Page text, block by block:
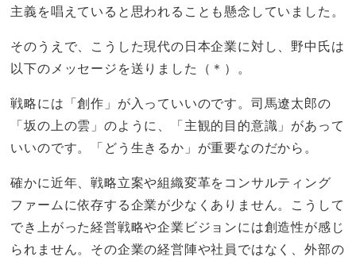
主義を唱えていると思われることも懸念していました。
そのうえで、こうした現代の日本企業に対し、野中氏は
以下のメッセージを送りました（＊）。
戦略には「創作」が入っていいのです。司馬遼太郎の
「坂の上の雲」のように、「主観的目的意識」があって
いいのです。「どう生きるか」が重要なのだから。
確かに近年、戦略立案や組織変革をコンサルティング
ファームに依存する企業が少なくありません。こうして
でき上がった経営戦略や企業ビジョンには創造性が感じ
られません。その企業の経営陣や社員ではなく、外部の